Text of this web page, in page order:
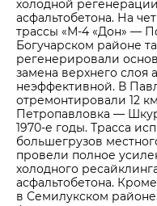
холодной
асфальтобетона. На
трассы «М-4 «Дон» —
Богучарском районе
регенерировали
замена верхнего слоя
неэффективной. В
отремонтировали 12
Петропавловка —
1970-е годы. Трасса
большегрузов
провели полное
холодного
асфальтобетона.
в Семилукском